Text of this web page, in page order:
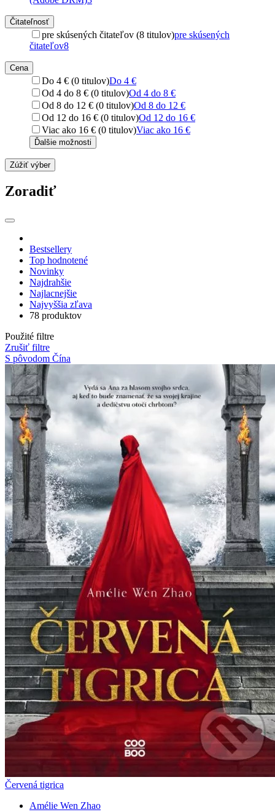
Čitateľnosť
pre skúsených čitateľov (8 titulov)pre skúsených
čitateľov8
Cena
Do 4 € (0 titulov)Do 4 €
Od 4 do 8 € (0 titulov)Od 4 do 8 €
Od 8 do 12 € (0 titulov)Od 8 do 12 €
Od 12 do 16 € (0 titulov)Od 12 do 16 €
Viac ako 16 € (0 titulov)Viac ako 16 €
Ďalšie možnosti
Zúžiť výber
Zoradiť
Bestsellery
Top hodnotené
Novinky
Najdrahšie
Najlacnejšie
Najvyššia zľava
78 produktov
Použité filtre
Zrušiť filtre
S pôvodom Čína
Červená tigrica
Amélie Wen Zhao